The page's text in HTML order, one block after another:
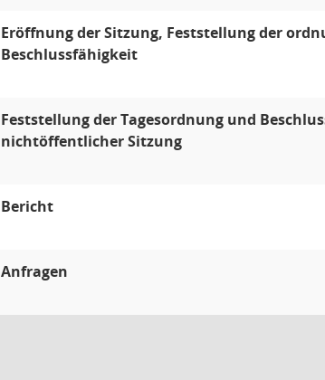
Eröffnung der Sitzung, Feststellung der
Beschlussfähigkeit
Feststellung der Tagesordnung und
nichtöffentlicher Sitzung
Bericht
Anfragen